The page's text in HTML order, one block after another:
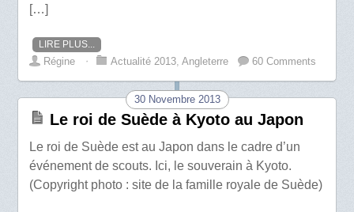
[…]
LIRE PLUS...
Régine ⋅ Actualité 2013 ,Angleterre 60 Comments
30 Novembre 2013
Le roi de Suède à Kyoto au Japon
Le roi de Suède est au Japon dans le cadre d’un
événement de scouts. Ici, le souverain à Kyoto.
(Copyright photo : site de la famille royale de Suède)